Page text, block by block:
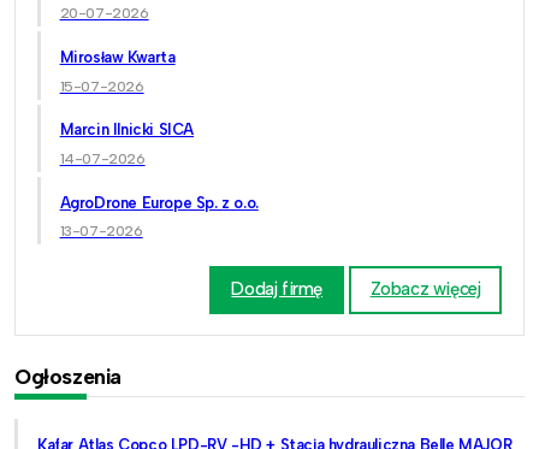
20-07-2026
Mirosław Kwarta
15-07-2026
Marcin Ilnicki SICA
14-07-2026
AgroDrone Europe Sp. z o.o.
13-07-2026
Dodaj firmę Zobacz więcej
Ogłoszenia
Kafar Atlas Copco LPD-RV -HD + Stacja hydrauliczna Belle MAJOR